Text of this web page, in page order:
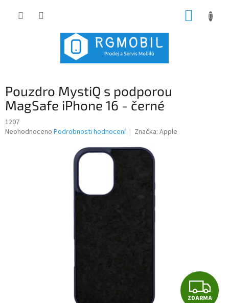
Pouzdro MystiQ s podporou
MagSafe iPhone 16 - černé
1207
Průměrné
Neohodnoceno Podrobnosti hodnocení Značka: Apple
Z
ZDARMA